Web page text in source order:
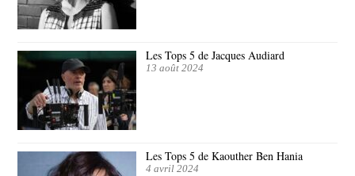
Les Tops 5 de Jacques Audiard
13 août 2024
Les Tops 5 de Kaouther Ben Hania
4 avril 2024